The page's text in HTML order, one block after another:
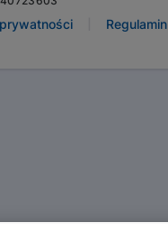
Regulamin